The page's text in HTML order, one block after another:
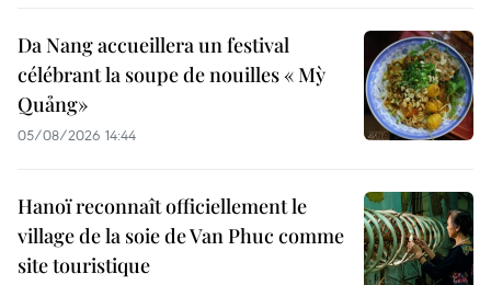
Da Nang accueillera un festival
célébrant la soupe de nouilles « Mỳ
Quảng»
05/08/2026 14:44
Hanoï reconnaît officiellement le
village de la soie de Van Phuc comme
site touristique